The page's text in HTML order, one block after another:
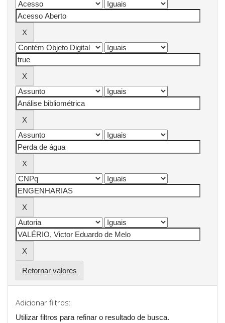
Retornar valores
Adicionar filtros:
Utilizar filtros para refinar o resultado de busca.